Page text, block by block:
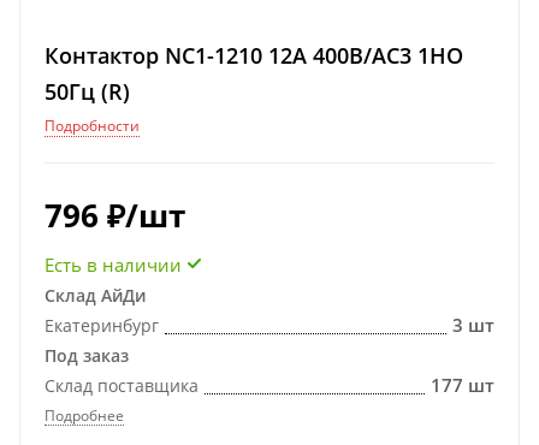
Контактор NC1-1210 12А 400В/АС3 1НО
50Гц (R)
Подробности
796 ₽/шт
Есть в наличии
Склад АйДи
Екатеринбург
3 шт
Под заказ
Склад поставщика
177 шт
Подробнее